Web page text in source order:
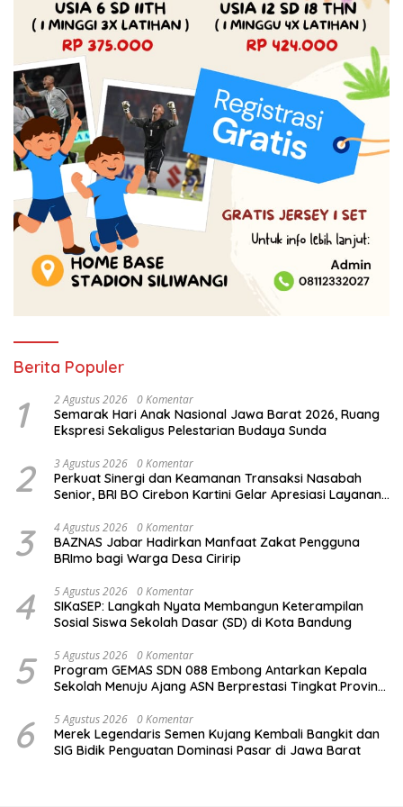
Berita Populer
1 2 Agustus 2026 0 Komentar
Semarak Hari Anak Nasional Jawa Barat 2026, Ruang
Ekspresi Sekaligus Pelestarian Budaya Sunda
2 3 Agustus 2026 0 Komentar
Perkuat Sinergi dan Keamanan Transaksi Nasabah
Senior, BRI BO Cirebon Kartini Gelar Apresiasi Layanan
3 4 Agustus 2026 0 Komentar
BAZNAS Jabar Hadirkan Manfaat Zakat Pengguna
BRImo bagi Warga Desa Ciririp
4 5 Agustus 2026 0 Komentar
SIKaSEP: Langkah Nyata Membangun Keterampilan
Sosial Siswa Sekolah Dasar (SD) di Kota Bandung
5 5 Agustus 2026 0 Komentar
Program GEMAS SDN 088 Embong Antarkan Kepala
Sekolah Menuju Ajang ASN Berprestasi Tingkat Provinsi
6 5 Agustus 2026 0 Komentar
Merek Legendaris Semen Kujang Kembali Bangkit dan
SIG Bidik Penguatan Dominasi Pasar di Jawa Barat